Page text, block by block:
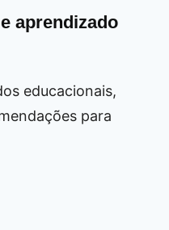
aprendizado
educacionais,
para